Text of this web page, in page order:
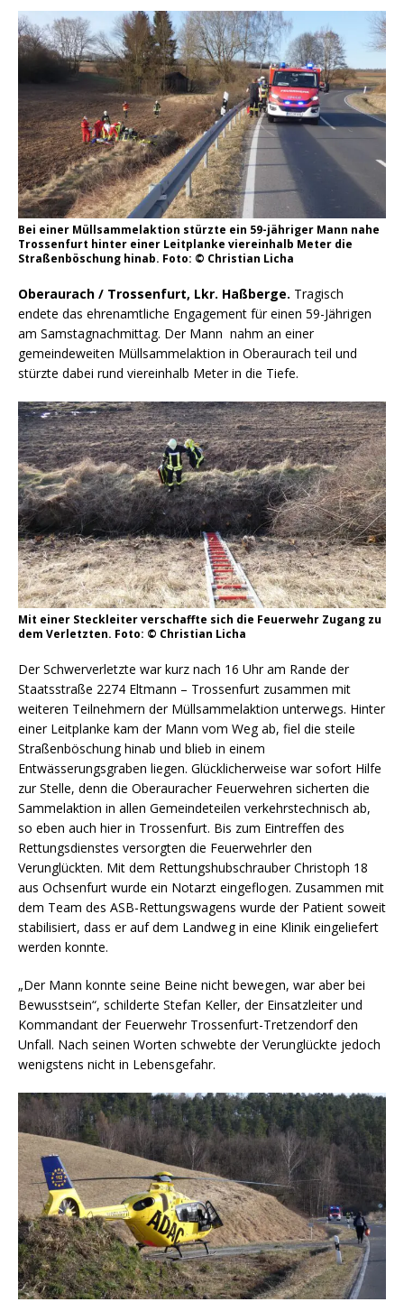
Bei einer Müllsammelaktion stürzte ein 59-jähriger Mann nahe
Trossenfurt hinter einer Leitplanke viereinhalb Meter die
Straßenböschung hinab. Foto: © Christian Licha
Oberaurach / Trossenfurt, Lkr. Haßberge. Tragisch
endete das ehrenamtliche Engagement für einen 59-Jährigen
am Samstagnachmittag. Der Mann nahm an einer
gemeindeweiten Müllsammelaktion in Oberaurach teil und
stürzte dabei rund viereinhalb Meter in die Tiefe.
Mit einer Steckleiter verschaffte sich die Feuerwehr Zugang zu
dem Verletzten. Foto: © Christian Licha
Der Schwerverletzte war kurz nach 16 Uhr am Rande der
Staatsstraße 2274 Eltmann – Trossenfurt zusammen mit
weiteren Teilnehmern der Müllsammelaktion unterwegs. Hinter
einer Leitplanke kam der Mann vom Weg ab, fiel die steile
Straßenböschung hinab und blieb in einem
Entwässerungsgraben liegen. Glücklicherweise war sofort Hilfe
zur Stelle, denn die Oberauracher Feuerwehren sicherten die
Sammelaktion in allen Gemeindeteilen verkehrstechnisch ab,
so eben auch hier in Trossenfurt. Bis zum Eintreffen des
Rettungsdienstes versorgten die Feuerwehrler den
Verunglückten. Mit dem Rettungshubschrauber Christoph 18
aus Ochsenfurt wurde ein Notarzt eingeflogen. Zusammen mit
dem Team des ASB-Rettungswagens wurde der Patient soweit
stabilisiert, dass er auf dem Landweg in eine Klinik eingeliefert
werden konnte.
„Der Mann konnte seine Beine nicht bewegen, war aber bei
Bewusstsein“, schilderte Stefan Keller, der Einsatzleiter und
Kommandant der Feuerwehr Trossenfurt-Tretzendorf den
Unfall. Nach seinen Worten schwebte der Verunglückte jedoch
wenigstens nicht in Lebensgefahr.